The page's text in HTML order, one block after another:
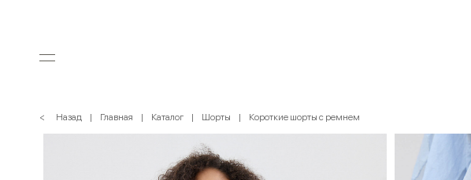
< Назад Главная Каталог Шорты Короткие шорты с ремнем